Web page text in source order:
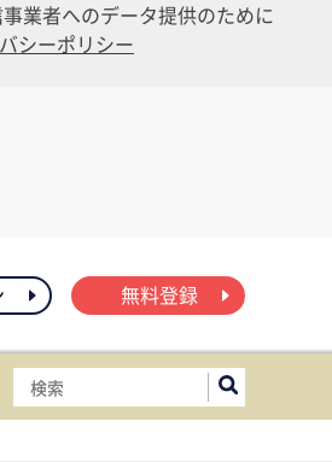
業者へのデータ提供のために
シーポリシー
無料登録